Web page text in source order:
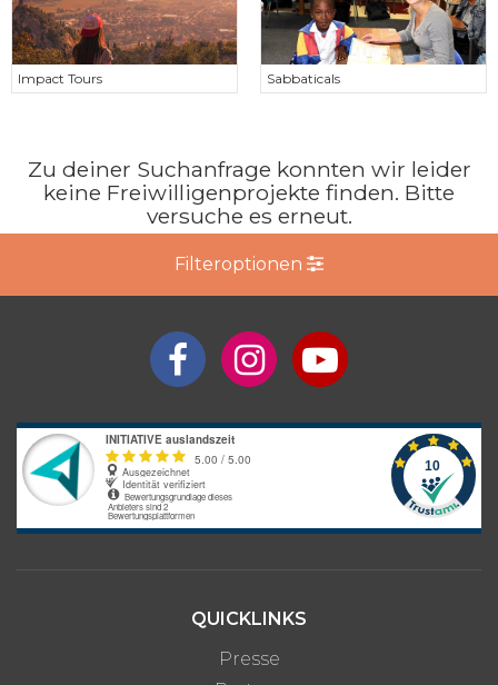
Filteroptionen
Impact Tours Sabbaticals
Zu deiner Suchanfrage konnten wir leider
keine Freiwilligenprojekte finden. Bitte
versuche es erneut.
QUICKLINKS
Presse